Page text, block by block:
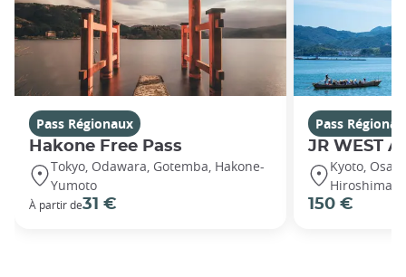
Pass Régionaux
Hakone Free Pass
Tokyo, Odawara, Gotemba, Hakone-
Yumoto
À partir de31 €
Pass
JR WEST
Kyoto,
Hiroshima,
150 €